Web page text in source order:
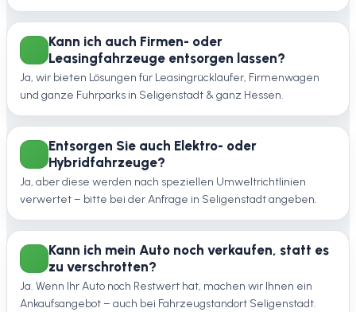
Kann ich auch Firmen- oder
Leasingfahrzeuge entsorgen lassen?
Ja, wir bieten Lösungen für Leasingrückläufer, Firmenwagen
und ganze Fuhrparks in Seligenstadt & ganz Hessen.
Entsorgen Sie auch Elektro- oder
Hybridfahrzeuge?
Ja, aber diese werden nach speziellen Umweltrichtlinien
verwertet – bitte bei der Anfrage in Seligenstadt angeben.
Kann ich mein Auto noch verkaufen, statt es
zu verschrotten?
Ja. Wenn Ihr Auto noch Restwert hat, machen wir Ihnen ein
Ankaufsangebot – auch bei Fahrzeugstandort Seligenstadt.